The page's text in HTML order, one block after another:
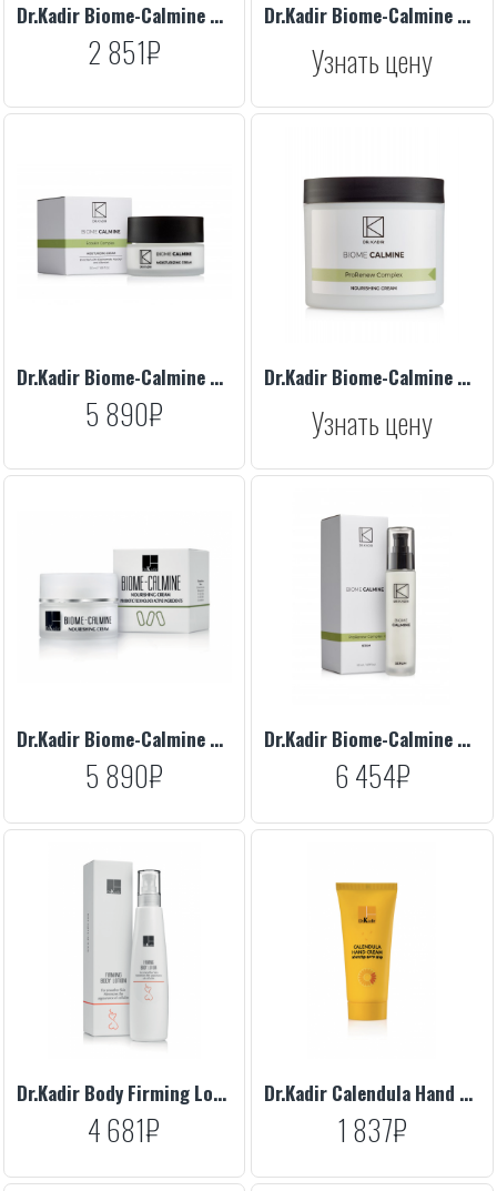
Dr.Kadir Biome-Calmine Mild Cleansing Gel, 200 ml
2 851₽
Dr.Kadir Biome-Calmine Moisturizing Cream, 250 ml
Узнать цену
Dr.Kadir Biome-Calmine Moisturizing Cream, 50 ml
5 890₽
Dr.Kadir Biome-Calmine Nourishing Cream, 250 ml
Узнать цену
Dr.Kadir Biome-Calmine Nourishing Cream, 50 ml
5 890₽
Dr.Kadir Biome-Calmine Serum, 50 ml
6 454₽
Dr.Kadir Body Firming Lotion, 300 ml
4 681₽
Dr.Kadir Calendula Hand Cream, 100 ml
1 837₽